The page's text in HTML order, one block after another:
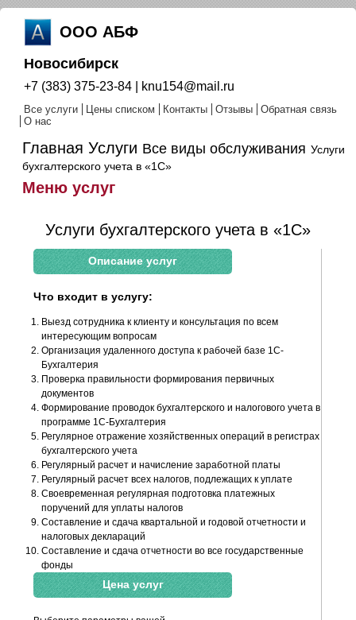
ООО АБФ
+7 (383) 375-23-84 | knu154@mail.ru
Все услуги Цены списком Контакты Отзывы
Обратная связь
О нас
Новосибирск
Главная Услуги Все виды обслуживания Услуги
бухгалтерского учета в «1С»
Меню услуг
Услуги бухгалтерского учета в «1С»
Описание услуг
Что входит в услугу:
Выезд сотрудника к клиенту и консультация по всем
интересующим вопросам
Организация удаленного доступа к рабочей базе 1С-
Бухгалтерия
Проверка правильности формирования первичных
документов
Формирование проводок бухгалтерского и налогового учета в
программе 1С-Бухгалтерия
Регулярное отражение хозяйственных операций в регистрах
бухгалтерского учета
Регулярный расчет и начисление заработной платы
Регулярный расчет всех налогов, подлежащих к уплате
Своевременная регулярная подготовка платежных
поручений для уплаты налогов
Составление и сдача квартальной и годовой отчетности и
налоговых деклараций
Составление и сдача отчетности во все государственные
фонды
Цена услуг